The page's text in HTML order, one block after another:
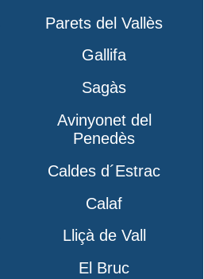
Parets del Vallès
Gallifa
Sagàs
Avinyonet del
Penedès
Caldes d´Estrac
Calaf
Lliçà de Vall
El Bruc